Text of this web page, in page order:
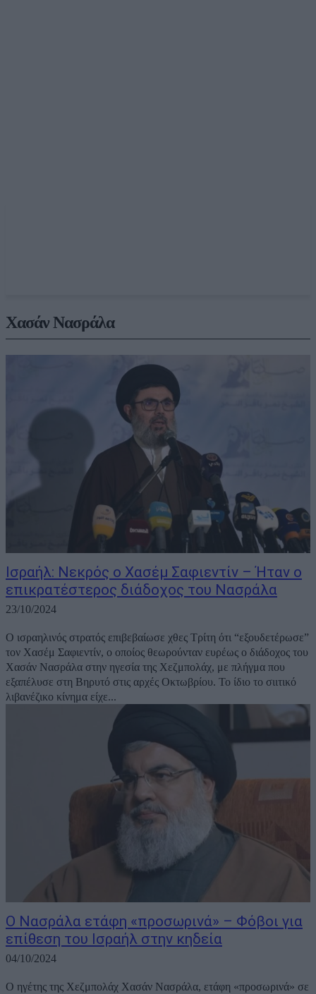
Χασάν Νασράλα
Ισραήλ: Νεκρός ο Χασέμ Σαφιεντίν – Ήταν ο
επικρατέστερος διάδοχος του Νασράλα
23/10/2024
O ισραηλινός στρατός επιβεβαίωσε χθες Τρίτη ότι “εξουδετέρωσε”
τον Χασέμ Σαφιεντίν, ο οποίος θεωρούνταν ευρέως ο διάδοχος του
Χασάν Νασράλα στην ηγεσία της Χεζμπολάχ, με πλήγμα που
εξαπέλυσε στη Βηρυτό στις αρχές Οκτωβρίου. Το ίδιο το σιιτικό
λιβανέζικο κίνημα είχε...
Ο Νασράλα ετάφη «προσωρινά» – Φόβοι για
επίθεση του Ισραήλ στην κηδεία
04/10/2024
Ο ηγέτης της Χεζμπολάχ Χασάν Νασράλα, ετάφη «προσωρινά» σε